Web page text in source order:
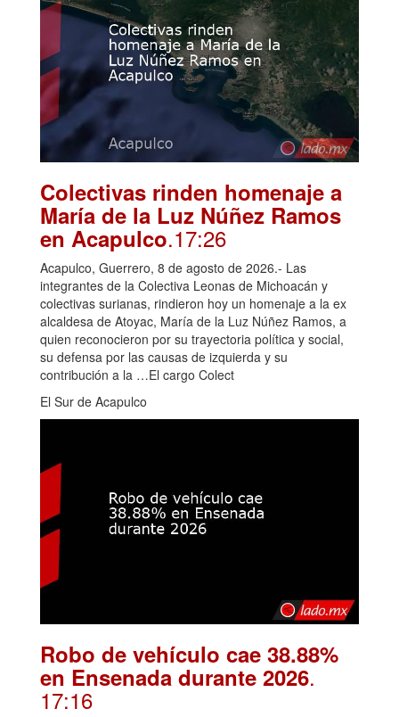
Colectivas rinden homenaje a
María de la Luz Núñez Ramos
en Acapulco.17:26
Acapulco, Guerrero, 8 de agosto de 2026.- Las
integrantes de la Colectiva Leonas de Michoacán y
colectivas surianas, rindieron hoy un homenaje a la ex
alcaldesa de Atoyac, María de la Luz Núñez Ramos, a
quien reconocieron por su trayectoria política y social,
su defensa por las causas de izquierda y su
contribución a la …El cargo Colect
El Sur de Acapulco
Robo de vehículo cae 38.88%
en Ensenada durante 2026.
17:16